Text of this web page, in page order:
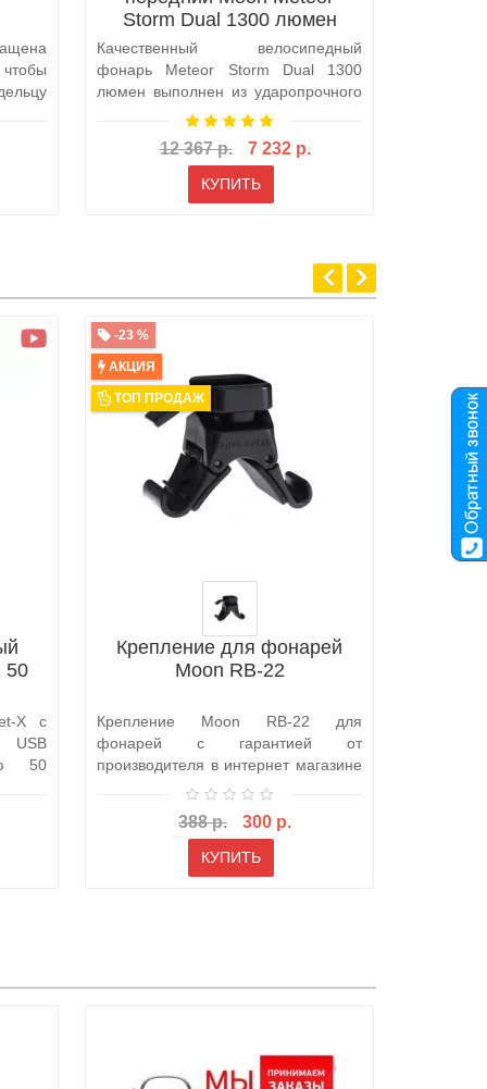
Storm Dual 1300 люмен
Качественный велосипедный
фонарь Meteor Storm Dual 1300
люмен выполнен из ударопрочного
пластика с х..
12 367 р. 7 232 р.
КУПИТЬ
50
X с
50
-23 %
АКЦИЯ
ТОП ПРОДАЖ
Крепление для фонарей
Moon RB-22
Крепление Moon RB-22 для
фонарей с гарантией от
производителя в интернет магазине
в Москве или заказ..
388 р. 300 р.
КУПИТЬ
ТОП